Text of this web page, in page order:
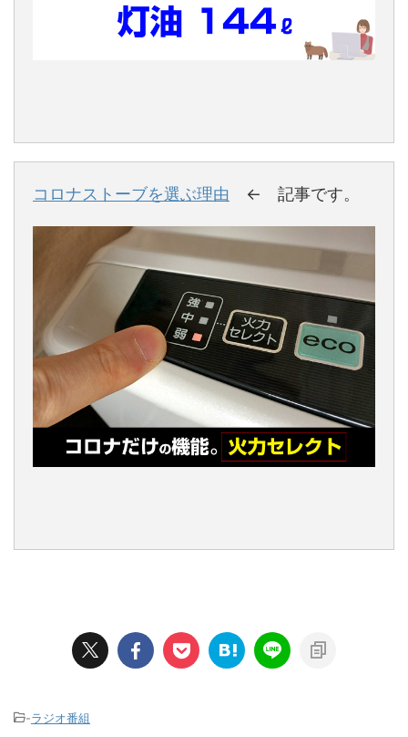
コロナストーブを選ぶ理由 ← 記事です。
-ラジオ番組